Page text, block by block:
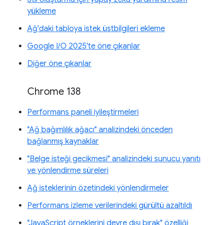
yükleme
Ağ'daki tabloya istek üstbilgileri ekleme
Google I/O 2025'te öne çıkanlar
Diğer öne çıkanlar
Chrome 138
Performans paneli iyileştirmeleri
"Ağ bağımlılık ağacı" analizindeki önceden
bağlanmış kaynaklar
"Belge isteği gecikmesi" analizindeki sunucu yanıtı
ve yönlendirme süreleri
Ağ isteklerinin özetindeki yönlendirmeler
Performans izleme verilerindeki gürültü azaltıldı